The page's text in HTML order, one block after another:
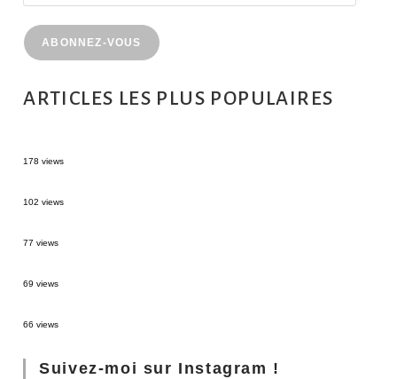
ABONNEZ-VOUS
ARTICLES LES PLUS POPULAIRES
178 views
102 views
77 views
69 views
66 views
Suivez-moi sur Instagram !